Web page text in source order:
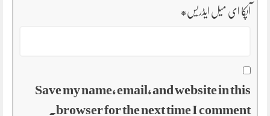
آپکا ای میل ایڈریس*
Save my name, email, and website in this
browser for the next time I comment.